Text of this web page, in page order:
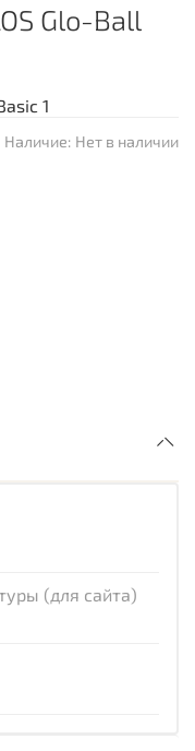
Наличие: Нет в наличии
Glo-Ball
1
(для сайта)